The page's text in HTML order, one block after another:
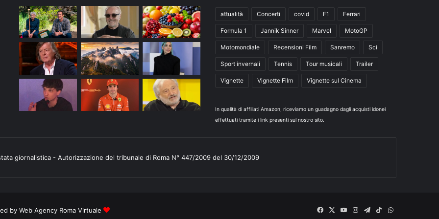
attualità Concerti covid F1 Ferrari
Formula 1 Jannik Sinner Marvel MotoGP
Motomondiale Recensioni Film Sanremo Sci
Sport invernali Tennis Tour musicali Trailer
Vignette Vignette Film Vignette sul Cinema
In qualità di affiliati Amazon, riceviamo un guadagno dagli acquisti idonei
effettuati tramite i link presenti sul nostro sito.
giornalistica - Autorizzazione del tribunale di Roma N° 447/2009 del 30/12/2009
by Web Agency Roma Virtuale Facebook
X
YouInstagram
Telegram
TikTokWhatsApp